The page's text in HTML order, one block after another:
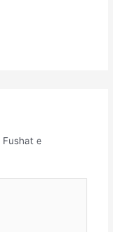
Fushat e